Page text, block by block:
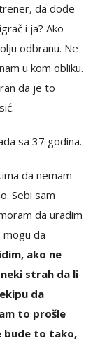
da dođe
i ja? Ako
odbranu. Ne
u kom obliku.
da je to
sa 37 godina.
da nemam
Sebi sam
da uradim
mogu da
ako ne
strah da li
da
to prošle
bude to tako,